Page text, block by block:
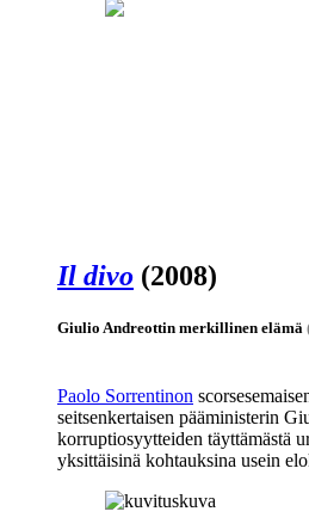
Il divo (2008)
Giulio Andreottin merkillinen elämä
Paolo Sorrentinon
seitsenkertaisen pääministerin
korruptiosyytteiden täyttämästä
yksittäisinä kohtauksina usein